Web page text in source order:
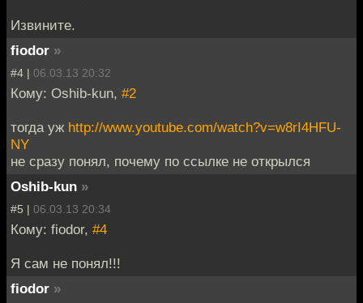
Извините.
fiodor »
#4 | 06.03.13 20:32
Кому: Oshib-kun, #2
тогда уж http://www.youtube.com/watch?v=w8rI4HFU-
NY
не сразу понял, почему по ссылке не открылся
Oshib-kun »
#5 | 06.03.13 20:34
Кому: fiodor, #4
Я сам не понял!!!
fiodor »